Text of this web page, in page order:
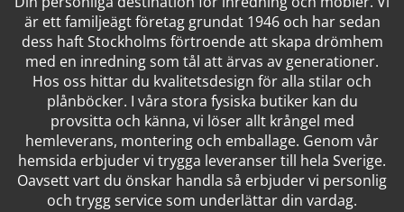
är ett familjeägt företag grundat 1946 och har sedan
dess haft Stockholms förtroende att skapa drömhem
med en inredning som tål att ärvas av generationer.
Hos oss hittar du kvalitetsdesign för alla stilar och
plånböcker. I våra stora fysiska butiker kan du
provsitta och känna, vi löser allt krångel med
hemleverans, montering och emballage. Genom vår
hemsida erbjuder vi trygga leveranser till hela Sverige.
Oavsett vart du önskar handla så erbjuder vi personlig
och trygg service som underlättar din vardag.